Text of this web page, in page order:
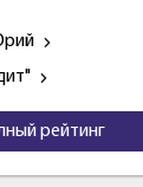
рейтинг